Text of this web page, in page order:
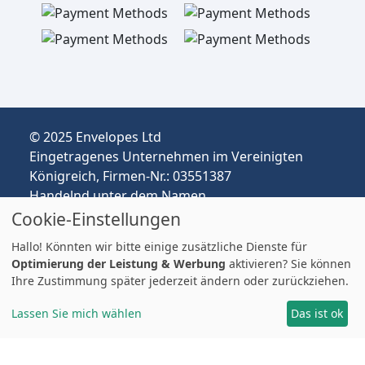
© 2025 Envelopes Ltd
Eingetragenes Unternehmen im Vereinigten
Königreich, Firmen-Nr.: 03551387
Handelnd unter dem Namen
envelopespackaging.de | Versand vom
Vereinigten Königreich nach Deutschland
Preise in EUR | Zölle & MwSt. können anfallen.
Impressum
Cookie-Einstellungen
Hallo! Könnten wir bitte einige zusätzliche Dienste für
Optimierung der Leistung & Werbung aktivieren? Sie können
Ihre Zustimmung später jederzeit ändern oder zurückziehen.
Lassen Sie mich wählen Das ist ok